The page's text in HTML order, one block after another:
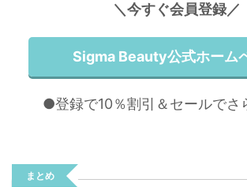
＼今すぐ会員登録／
Sigma Beauty公式ホーム
●登録で10％割引＆セールでさ
まとめ